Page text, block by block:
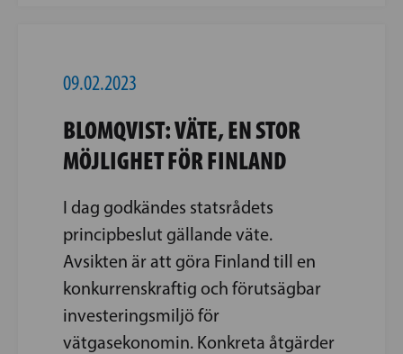
09.02.2023
BLOMQVIST: VÄTE, EN STOR
MÖJLIGHET FÖR FINLAND
I dag godkändes statsrådets
principbeslut gällande väte.
Avsikten är att göra Finland till en
konkurrenskraftig och förutsägbar
investeringsmiljö för
vätgasekonomin. Konkreta åtgärder